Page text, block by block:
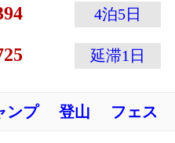
ツで活躍する
全面に保温性
エクセロフト®
4泊5日
延滞1日
ンプ 登山 フェス